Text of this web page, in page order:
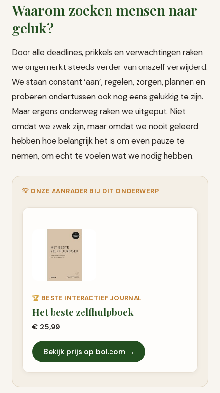
Waarom zoeken mensen naar
geluk?
Door alle deadlines, prikkels en verwachtingen raken
we ongemerkt steeds verder van onszelf verwijderd.
We staan constant ‘aan’, regelen, zorgen, plannen en
proberen ondertussen ook nog eens gelukkig te zijn.
Maar ergens onderweg raken we uitgeput. Niet
omdat we zwak zijn, maar omdat we nooit geleerd
hebben hoe belangrijk het is om even pauze te
nemen, om echt te voelen wat we nodig hebben.
💡 ONZE AANRADER BIJ DIT ONDERWERP
🏆BESTE INTERACTIEF JOURNAL
Het beste zelfhulpboek
€ 25,99
Bekijk prijs op bol.com →